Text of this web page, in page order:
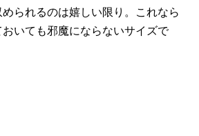
られるのは嬉しい限り。これなら
いても邪魔にならないサイズで